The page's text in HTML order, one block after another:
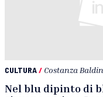
CULTURA/ Costanza
Nel blu dipinto di